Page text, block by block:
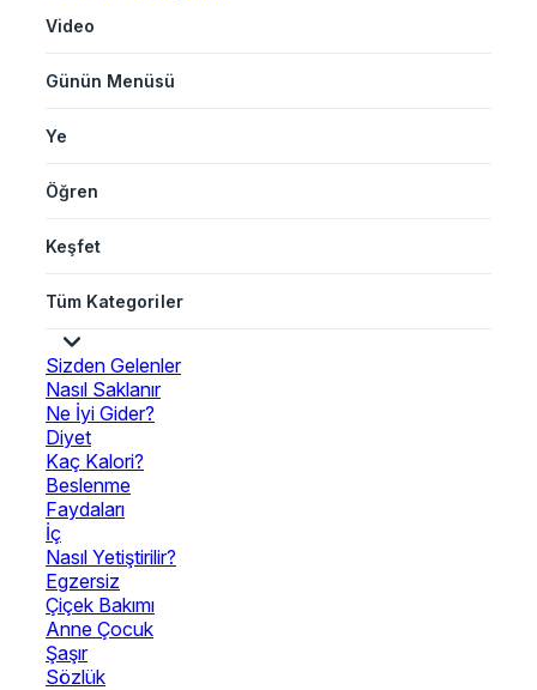
Video
Günün Menüsü
Ye
Öğren
Keşfet
Tüm Kategoriler
Sizden Gelenler
Nasıl Saklanır
Ne İyi Gider?
Diyet
Kaç Kalori?
Beslenme
Faydaları
İç
Nasıl Yetiştirilir?
Egzersiz
Çiçek Bakımı
Anne Çocuk
Şaşır
Sözlük